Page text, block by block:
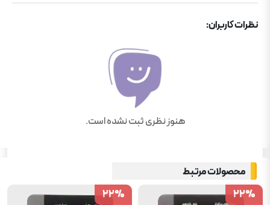
نظرات کاربران:
هنوز نظری ثبت نشده است.
محصولات مرتبط
22%
22%
22%
22%